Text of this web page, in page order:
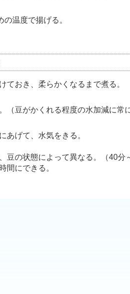
温度で揚げる。
ておき、柔らかくなるまで煮る。
（豆がかくれる程度の水加減に常
あげて、水気をきる。
豆の状態によって異なる。（40分
間にできる。